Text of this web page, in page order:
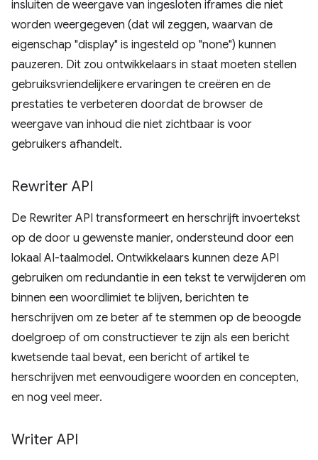
insluiten de weergave van ingesloten iframes die niet
worden weergegeven (dat wil zeggen, waarvan de
eigenschap "display" is ingesteld op "none") kunnen
pauzeren. Dit zou ontwikkelaars in staat moeten stellen
gebruiksvriendelijkere ervaringen te creëren en de
prestaties te verbeteren doordat de browser de
weergave van inhoud die niet zichtbaar is voor
gebruikers afhandelt.
Rewriter API
De Rewriter API transformeert en herschrijft invoertekst
op de door u gewenste manier, ondersteund door een
lokaal AI-taalmodel. Ontwikkelaars kunnen deze API
gebruiken om redundantie in een tekst te verwijderen om
binnen een woordlimiet te blijven, berichten te
herschrijven om ze beter af te stemmen op de beoogde
doelgroep of om constructiever te zijn als een bericht
kwetsende taal bevat, een bericht of artikel te
herschrijven met eenvoudigere woorden en concepten,
en nog veel meer.
Writer API